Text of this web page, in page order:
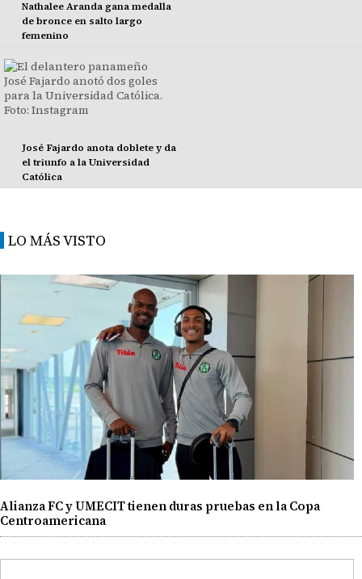
Nathalee Aranda gana medalla
de bronce en salto largo
femenino
José Fajardo anota doblete y da
el triunfo a la Universidad
Católica
LO MÁS VISTO
Alianza FC y UMECIT tienen duras pruebas en la Copa
Centroamericana